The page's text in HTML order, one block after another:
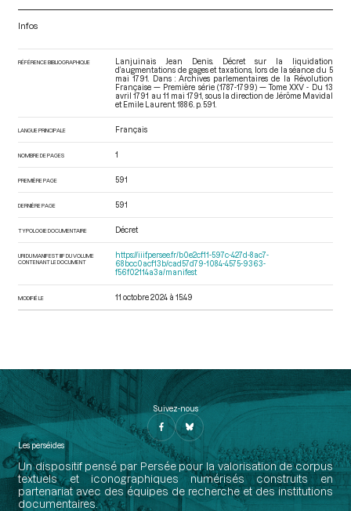
Infos
RÉFÉRENCE BIBLIOGRAPHIQUE
Lanjuinais Jean Denis. Décret sur la liquidation
d’augmentations de gages et taxations, lors de la séance du 5
mai 1791. Dans : Archives parlementaires de la Révolution
Française — Première série (1787-1799) — Tome XXV - Du 13
avril 1791 au 11 mai 1791 , sous la direction de Jérôme Mavidal
et Emile Laurent. 1886. p. 591.
LANGUE PRINCIPALE Français
NOMBRE DE PAGES 1
PREMIÈRE PAGE 591
DERNIÈRE PAGE 591
TYPOLOGIE DOCUMENTAIRE Décret
URI DU MANIFEST IIIF DU VOLUME
CONTENANT LE DOCUMENT
https://iiif.persee.fr/b0e2cf11-597c-427d-8ac7-
68bcc0acf13b/cad57d79-1084-4575-9363-
f56f02114a3a/manifest
MODIFIÉ LE 11 octobre 2024 à 15:49
Suivez-nous
Les perséides
Un dispositif pensé par Persée pour la valorisation de corpus
textuels et iconographiques numérisés construits en
partenariat avec des équipes de recherche et des institutions
documentaires.